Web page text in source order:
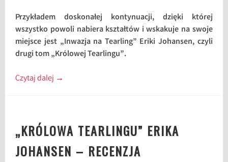
Przykładem doskonałej kontynuacji, dzięki której
wszystko powoli nabiera kształtów i wskakuje na swoje
miejsce jest „Inwazja na Tearling” Eriki Johansen, czyli
drugi tom „Królowej Tearlingu”.
Czytaj dalej →
„KRÓLOWA TEARLINGU” ERIKA
JOHANSEN – RECENZJA